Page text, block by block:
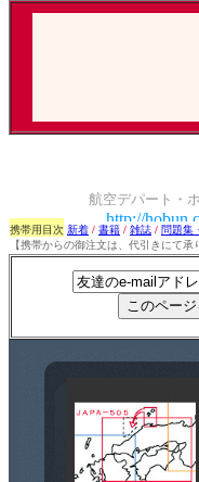
携帯用目次 新着 / 書籍 / 雑誌 / 問題集
【携帯からの御注文は、代引きにて承